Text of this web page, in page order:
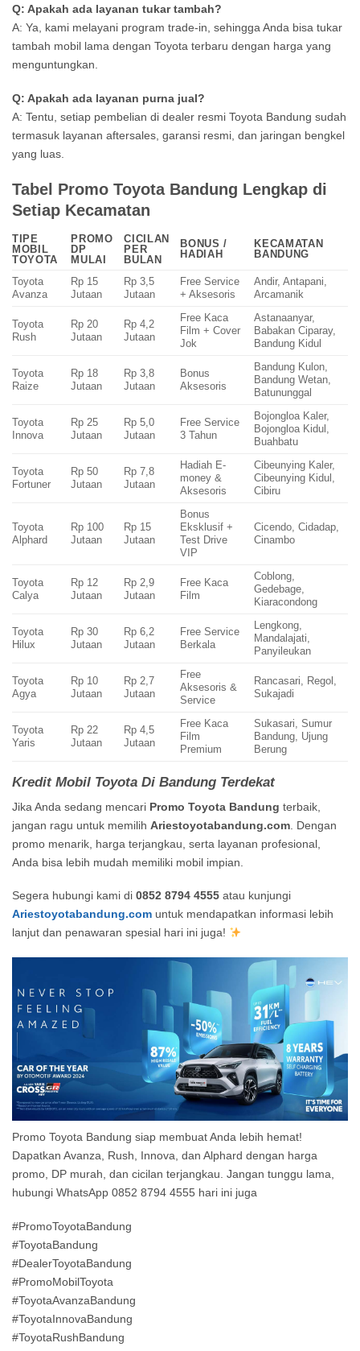
Q: Apakah ada layanan tukar tambah?
A: Ya, kami melayani program trade-in, sehingga Anda bisa tukar
tambah mobil lama dengan Toyota terbaru dengan harga yang
menguntungkan.
Q: Apakah ada layanan purna jual?
A: Tentu, setiap pembelian di dealer resmi Toyota Bandung sudah
termasuk layanan aftersales, garansi resmi, dan jaringan bengkel
yang luas.
Tabel Promo Toyota Bandung Lengkap di
Setiap Kecamatan
TIPE
MOBIL
TOYOTA
PROMO
DP
MULAI
CICILAN
PER
BULAN
BONUS /
HADIAH
KECAMATAN
BANDUNG
Toyota
Avanza
Rp 15
Jutaan
Rp 3,5
Jutaan
Free Service
+ Aksesoris
Andir, Antapani,
Arcamanik
Toyota
Rush
Rp 20
Jutaan
Rp 4,2
Jutaan
Free Kaca
Film + Cover
Jok
Astanaanyar,
Babakan Ciparay,
Bandung Kidul
Toyota
Raize
Rp 18
Jutaan
Rp 3,8
Jutaan
Bonus
Aksesoris
Bandung Kulon,
Bandung Wetan,
Batununggal
Toyota
Innova
Rp 25
Jutaan
Rp 5,0
Jutaan
Free Service
3 Tahun
Bojongloa Kaler,
Bojongloa Kidul,
Buahbatu
Toyota
Fortuner
Rp 50
Jutaan
Rp 7,8
Jutaan
Hadiah E-
money &
Aksesoris
Cibeunying Kaler,
Cibeunying Kidul,
Cibiru
Toyota
Alphard
Rp 100
Jutaan
Rp 15
Jutaan
Bonus
Eksklusif +
Test Drive
VIP
Cicendo, Cidadap,
Cinambo
Toyota
Calya
Rp 12
Jutaan
Rp 2,9
Jutaan
Free Kaca
Film
Coblong,
Gedebage,
Kiaracondong
Toyota
Hilux
Rp 30
Jutaan
Rp 6,2
Jutaan
Free Service
Berkala
Lengkong,
Mandalajati,
Panyileukan
Toyota
Agya
Rp 10
Jutaan
Rp 2,7
Jutaan
Free
Aksesoris &
Service
Rancasari, Regol,
Sukajadi
Toyota
Yaris
Rp 22
Jutaan
Rp 4,5
Jutaan
Free Kaca
Film
Premium
Sukasari, Sumur
Bandung, Ujung
Berung
Kredit Mobil Toyota Di Bandung Terdekat
Jika Anda sedang mencari Promo Toyota Bandung terbaik,
jangan ragu untuk memilih Ariestoyotabandung.com . Dengan
promo menarik, harga terjangkau, serta layanan profesional,
Anda bisa lebih mudah memiliki mobil impian.
Segera hubungi kami di 0852 8794 4555 atau kunjungi
Ariestoyotabandung.com untuk mendapatkan informasi lebih
lanjut dan penawaran spesial hari ini juga!
Promo Toyota Bandung siap membuat Anda lebih hemat!
Dapatkan Avanza, Rush, Innova, dan Alphard dengan harga
promo, DP murah, dan cicilan terjangkau. Jangan tunggu lama,
hubungi WhatsApp 0852 8794 4555 hari ini juga
#PromoToyotaBandung
#ToyotaBandung
#DealerToyotaBandung
#PromoMobilToyota
#ToyotaAvanzaBandung
#ToyotaInnovaBandung
#ToyotaRushBandung